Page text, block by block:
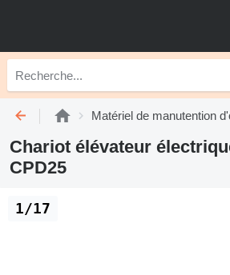
Matériel de manutention
Chariot élévateur
CPD25
1/17